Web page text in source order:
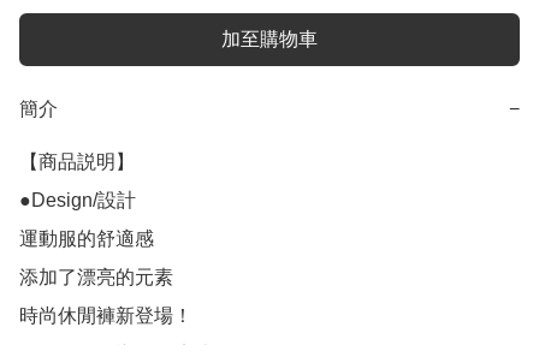
加至購物車
簡介 −
【商品説明】
●Design/設計
運動服的舒適感
添加了漂亮的元素
時尚休閒褲新登場！